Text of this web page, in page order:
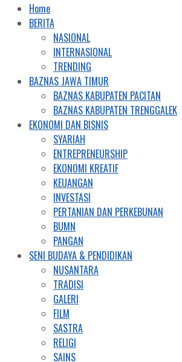
Home
BERITA
NASIONAL
INTERNASIONAL
TRENDING
BAZNAS JAWA TIMUR
BAZNAS KABUPATEN PACITAN
BAZNAS KABUPATEN TRENGGALEK
EKONOMI DAN BISNIS
SYARIAH
ENTREPRENEURSHIP
EKONOMI KREATIF
KEUANGAN
INVESTASI
PERTANIAN DAN PERKEBUNAN
BUMN
PANGAN
SENI BUDAYA & PENDIDIKAN
NUSANTARA
TRADISI
GALERI
FILM
SASTRA
RELIGI
SAINS